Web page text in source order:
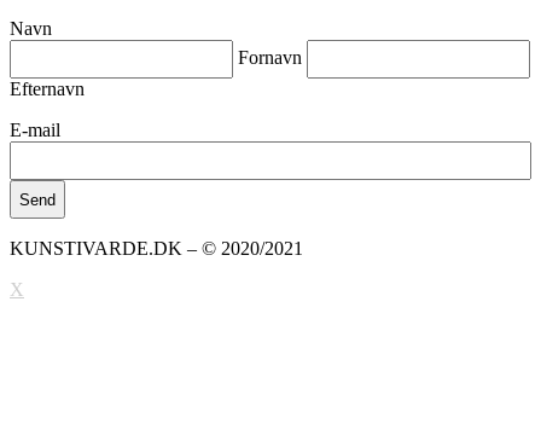
Navn
Fornavn
Efternavn
E-mail
KUNSTIVARDE.DK – © 2020/2021
X